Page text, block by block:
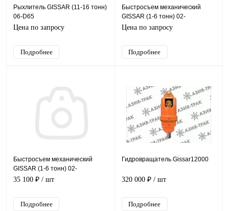
Рыхлитель GISSAR (11-16 тонн)
06-D65
Цена по запросу
Подробнее
Быстросъем механический
GISSAR (1-6 тонн) 02-
D35*125*185
Цена по запросу
Подробнее
Быстросъем механический
GISSAR (1-6 тонн) 02-
D25*95*130
35 100 ₽ / шт
Подробнее
Гидровращатель Gissar12000
320 000 ₽/ шт
Подробнее